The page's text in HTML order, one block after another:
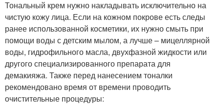
Тональный крем нужно накладывать исключительно на
чистую кожу лица. Если на кожном покрове есть следы
ранее использованной косметики, их нужно смыть при
помощи воды с детским мылом, а лучше – мицеллярной
воды, гидрофильного масла, двухфазной жидкости или
другого специализированного препарата для
демакияжа. Также перед нанесением тоналки
рекомендовано время от времени проводить
очистительные процедуры: